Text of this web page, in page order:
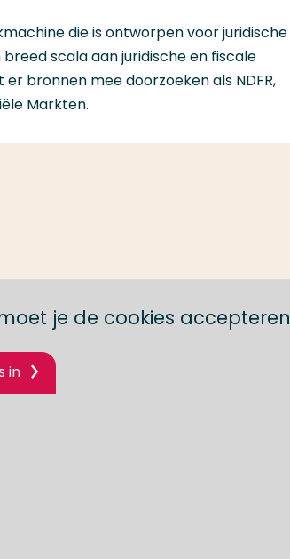
die is ontworpen voor juridische
scala aan juridische en fiscale
bronnen mee doorzoeken als NDFR,
Markten.
je de cookies accepteren
in